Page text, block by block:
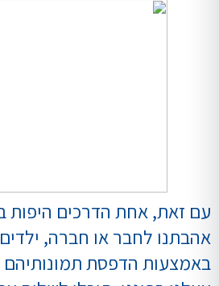
עם זאת, אחת הדרכים היפות
אהבתנו לחבר או חברה,
באמצעות הדפסת תמונותיהם